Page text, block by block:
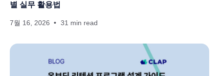
별 실무 활용법
7월 16, 2026 31 min read